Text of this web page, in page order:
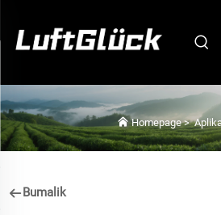
Homepage>
Bumalik